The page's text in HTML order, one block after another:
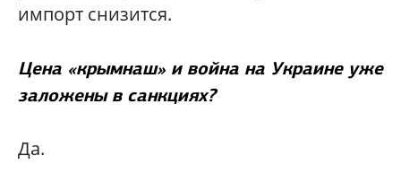
импорт снизится.
Цена «крымнаш» и война на Украине уже
заложены в санкциях?
Да.